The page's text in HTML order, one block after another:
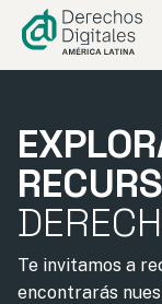
contenido
Te invitamos a
encontrarás